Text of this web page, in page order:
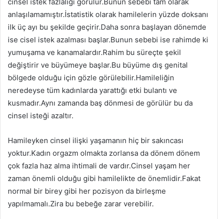
anlaşılamamıştır.İstatistik olarak hamilelerin yüzde doksanı
ilk üç ayı bu şekilde geçirir.Daha sonra başlayan dönemde
ise cisel istek azalması başlar.Bunun sebebi ise rahimde ki
yumuşama ve kanamalardır.Rahim bu süreçte şekil
değiştirir ve büyümeye başlar.Bu büyüme dış genital
bölgede olduğu için gözle görülebilir.Hamileliğin
neredeyse tüm kadınlarda yarattığı etki bulantı ve
kusmadır.Aynı zamanda baş dönmesi de görülür bu da
cinsel isteği azaltır.
Hamileyken cinsel ilişki yaşamanın hiç bir sakıncası
yoktur.Kadın orgazm olmakta zorlansa da dönem dönem
çok fazla haz alma ihtimali de vardır.Cinsel yaşam her
zaman önemli olduğu gibi hamilelikte de önemlidir.Fakat
normal bir birey gibi her pozisyon da birleşme
yapılmamalı.Zira bu bebeğe zarar verebilir.